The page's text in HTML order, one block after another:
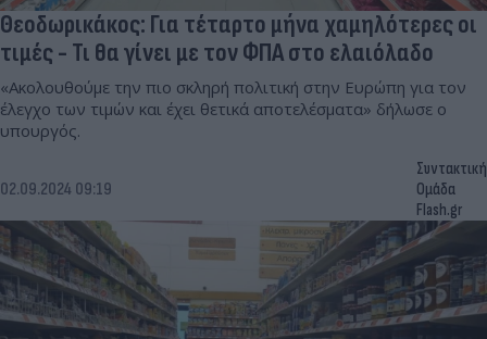
Θεοδωρικάκος: Για τέταρτο μήνα χαμηλότερες οι
τιμές - Τι θα γίνει με τον ΦΠΑ στο ελαιόλαδο
«Ακολουθούμε την πιο σκληρή πολιτική στην Ευρώπη για τον
έλεγχο των τιμών και έχει θετικά αποτελέσματα» δήλωσε ο
υπουργός.
02.09.2024 09:19
Συντακτική
Ομάδα
Flash.gr